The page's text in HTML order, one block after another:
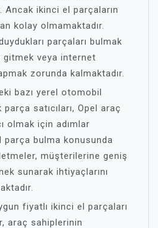
ikinci el parçaların
kolay olmamaktadır.
parçaları bulmak
gitmek veya internet
zorunda kalmaktadır.
bazı yerel otomobil
satıcıları, Opel araç
olmak için adımlar
parça bulma konusunda
müşterilerine geniş
sunarak ihtiyaçlarını
fiyatlı ikinci el parçaları
araç sahiplerinin